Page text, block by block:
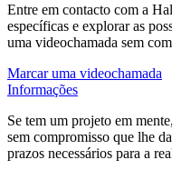
Entre em contacto com a
específicas e explorar as
uma videochamada sem
Marcar uma videochamada
Informações
Se tem um projeto em
sem compromisso que lhe
prazos necessários para a